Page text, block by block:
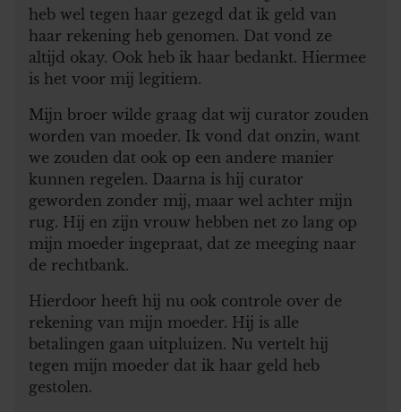
heb wel tegen haar gezegd dat ik geld van
haar rekening heb genomen. Dat vond ze
altijd okay. Ook heb ik haar bedankt. Hiermee
is het voor mij legitiem.
Mijn broer wilde graag dat wij curator zouden
worden van moeder. Ik vond dat onzin, want
we zouden dat ook op een andere manier
kunnen regelen. Daarna is hij curator
geworden zonder mij, maar wel achter mijn
rug. Hij en zijn vrouw hebben net zo lang op
mijn moeder ingepraat, dat ze meeging naar
de rechtbank.
Hierdoor heeft hij nu ook controle over de
rekening van mijn moeder. Hij is alle
betalingen gaan uitpluizen. Nu vertelt hij
tegen mijn moeder dat ik haar geld heb
gestolen.